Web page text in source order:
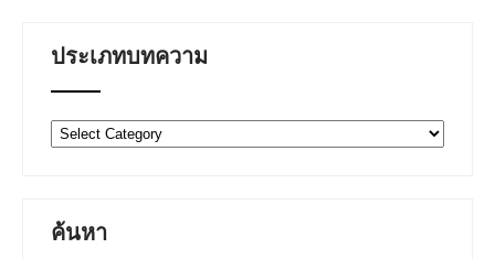
ประเภทบทความ
ประเภท
บทความ
ค้นหา